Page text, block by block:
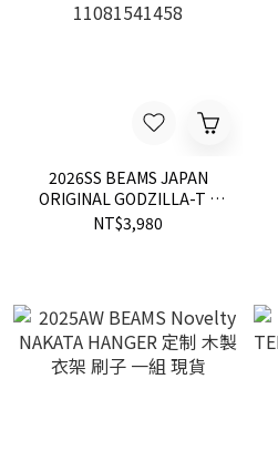
2026SS BEAMS JAPAN
ORIGINAL GODZILLA-T 1
聯名 背後 哥吉拉 限定 短T
NT$3,980